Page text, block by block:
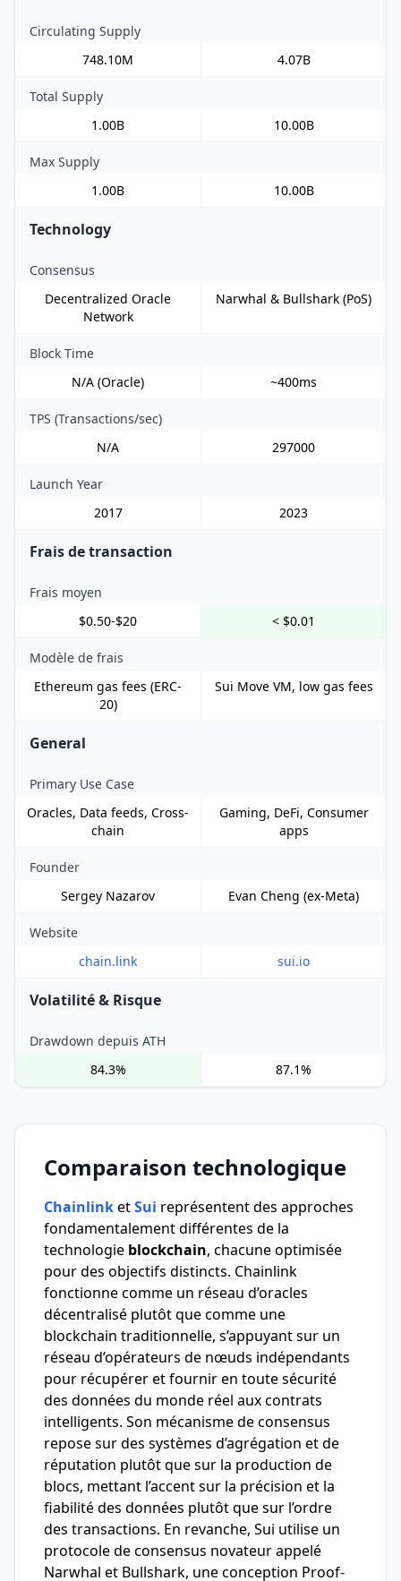
Circulating Supply
748.10M
4.07B
Total Supply
1.00B
10.00B
Max Supply
1.00B
10.00B
Technology
Consensus
Decentralized Oracle
Network
Narwhal & Bullshark (PoS)
Block Time
N/A (Oracle)
~400ms
TPS (Transactions/sec)
N/A
297000
Launch Year
2017
2023
Frais de transaction
Frais moyen
$0.50-$20
< $0.01
Modèle de frais
Ethereum gas fees (ERC-
20)
Sui Move VM, low gas fees
General
Primary Use Case
Oracles, Data feeds, Cross-
chain
Gaming, DeFi, Consumer
apps
Founder
Sergey Nazarov
Evan Cheng (ex-Meta)
Website
chain.link
sui.io
Volatilité & Risque
Drawdown depuis ATH
84.3%
87.1%
Comparaison technologique
ChainlinketSui représentent des approches
fondamentalement différentes de la
technologie blockchain, chacune optimisée
pour des objectifs distincts. Chainlink
fonctionne comme un réseau d’oracles
décentralisé plutôt que comme une
blockchain traditionnelle, s’appuyant sur un
réseau d’opérateurs de nœuds indépendants
pour récupérer et fournir en toute sécurité
des données du monde réel aux contrats
intelligents. Son mécanisme de consensus
repose sur des systèmes d’agrégation et de
réputation plutôt que sur la production de
blocs, mettant l’accent sur la précision et la
fiabilité des données plutôt que sur l’ordre
des transactions. En revanche, Sui utilise un
protocole de consensus novateur appelé
Narwhal et Bullshark, une conception Proof-